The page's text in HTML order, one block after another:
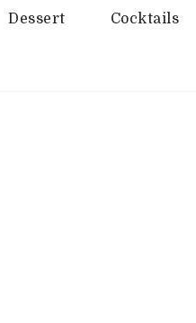
Dessert Cocktails